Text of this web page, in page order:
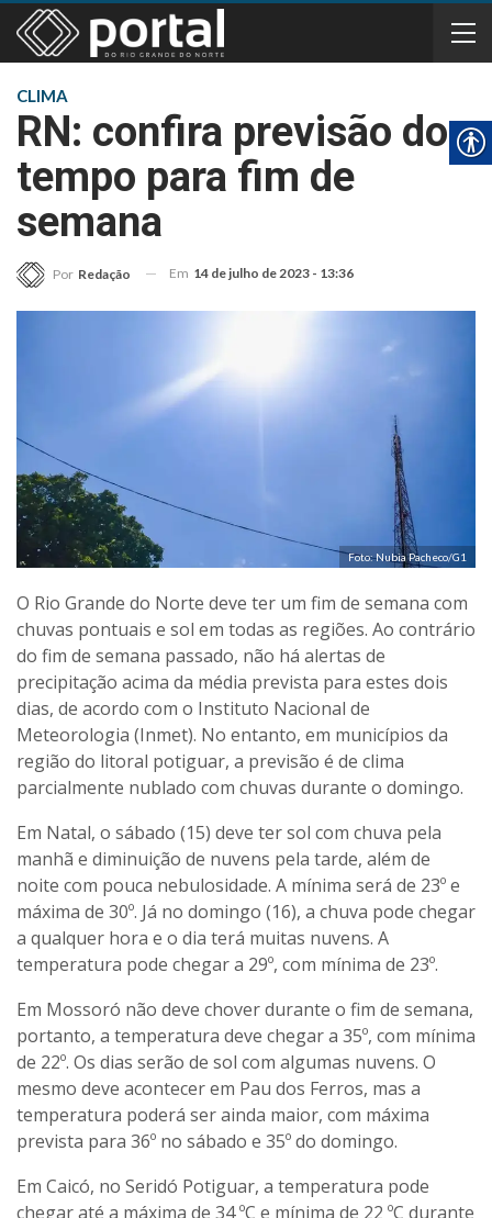
CLIMA
RN: confira previsão do
tempo para fim de
semana
Por Redação Em 14 de julho de 2023 - 13:36
Foto: Nubia Pacheco/G1
O Rio Grande do Norte deve ter um fim de semana com
chuvas pontuais e sol em todas as regiões. Ao contrário
do fim de semana passado, não há alertas de
precipitação acima da média prevista para estes dois
dias, de acordo com o Instituto Nacional de
Meteorologia (Inmet). No entanto, em municípios da
região do litoral potiguar, a previsão é de clima
parcialmente nublado com chuvas durante o domingo.
Em Natal, o sábado (15) deve ter sol com chuva pela
manhã e diminuição de nuvens pela tarde, além de
noite com pouca nebulosidade. A mínima será de 23º e
máxima de 30º. Já no domingo (16), a chuva pode chegar
a qualquer hora e o dia terá muitas nuvens. A
temperatura pode chegar a 29º, com mínima de 23º.
Em Mossoró não deve chover durante o fim de semana,
portanto, a temperatura deve chegar a 35º, com mínima
de 22º. Os dias serão de sol com algumas nuvens. O
mesmo deve acontecer em Pau dos Ferros, mas a
temperatura poderá ser ainda maior, com máxima
prevista para 36º no sábado e 35º do domingo.
Em Caicó, no Seridó Potiguar, a temperatura pode
chegar até a máxima de 34 ºC e mínima de 22 ºC durante